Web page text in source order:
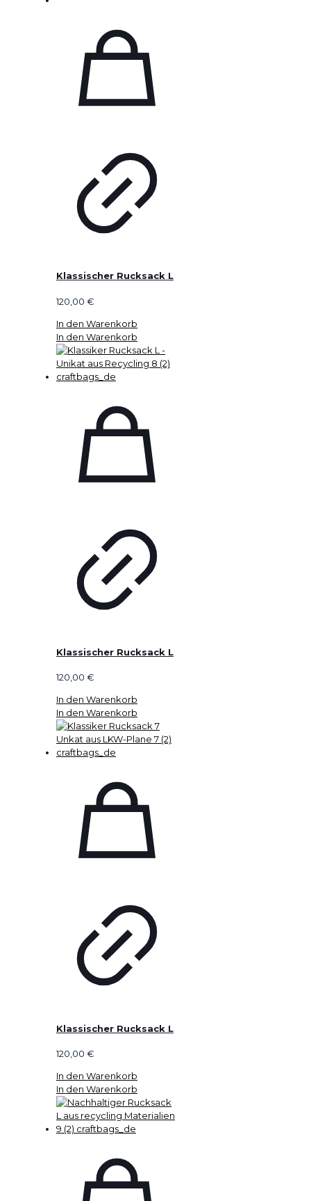
Klassischer Rucksack L
120,00 €
In den Warenkorb
In den Warenkorb
Klassischer Rucksack L
120,00 €
In den Warenkorb
In den Warenkorb
Klassischer Rucksack L
120,00 €
In den Warenkorb
In den Warenkorb